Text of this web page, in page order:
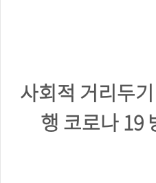
사회적 거리두
행 코로나 19